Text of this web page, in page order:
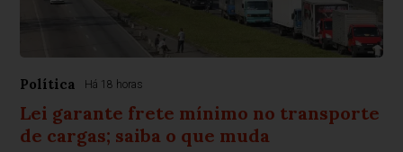
Política Há 18 horas
Lei garante frete mínimo no transporte
de cargas; saiba o que muda